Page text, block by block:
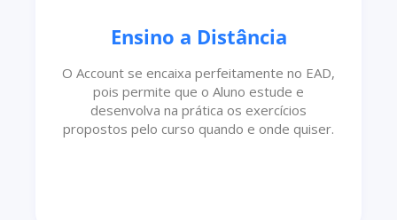
Ensino a Distância
O Account se encaixa perfeitamente no EAD,
pois permite que o Aluno estude e
desenvolva na prática os exercícios
propostos pelo curso quando e onde quiser.